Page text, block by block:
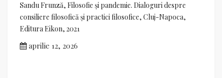
Sandu Frunză, Filosofie și pandemie. Dialoguri despre
consiliere filosofică și practici filosofice, Cluj-Napoca,
Editura Eikon, 2021
aprilie 12, 2026